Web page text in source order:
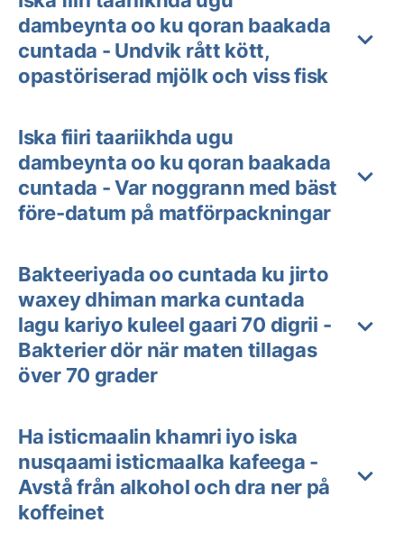
dambeynta oo ku qoran baakada
cuntada - Undvik rått kött,
opastöriserad mjölk och viss fisk
Iska fiiri taariikhda ugu
dambeynta oo ku qoran baakada
cuntada - Var noggrann med bäst
före-datum på matförpackningar
Bakteeriyada oo cuntada ku jirto
waxey dhiman marka cuntada
lagu kariyo kuleel gaari 70 digrii -
Bakterier dör när maten tillagas
över 70 grader
Ha isticmaalin khamri iyo iska
nusqaami isticmaalka kafeega -
Avstå från alkohol och dra ner på
koffeinet